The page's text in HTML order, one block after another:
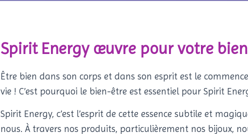
Spirit Energy œuvre pour votre
Être bien dans son corps et dans son esprit est le
vie ! C’est pourquoi le bien-être est essentiel pour Spirit
Spirit Energy, c’est l’esprit de cette essence subtile et
nous. À travers nos produits, particulièrement nos bijoux,